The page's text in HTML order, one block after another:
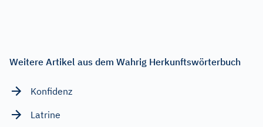
Weitere Artikel aus dem Wahrig Herkunftswörterbuch
Konfidenz
Latrine